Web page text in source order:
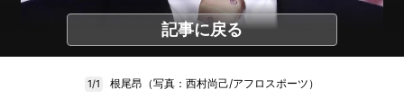
記事に戻る
1/1 根尾昂（写真：西村尚己/アフロスポーツ）